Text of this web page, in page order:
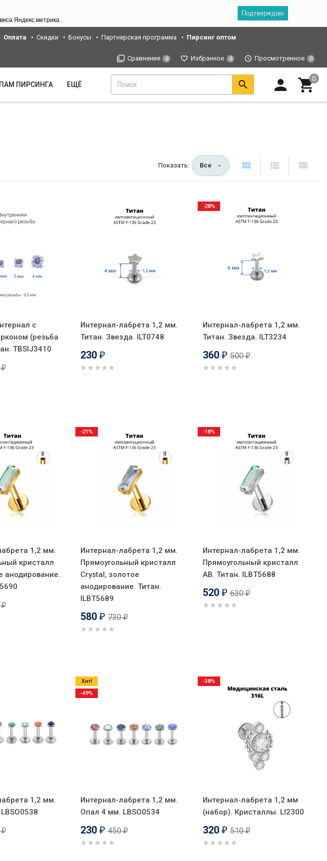
Яндекс.метрика .
Подтверждаю
Оплата Скидки Бонусы Партнерская программа Пирсинг оптом
Сравнение 0 Избранное 0 Просмотренное 0
ПИРСИНГА ЕЩЁ
Показать: Все
c
(резьба
TBSIJ3410
₽
Интернал-лабрета 1,2 мм.
Титан. Звезда. ILT0748
230 ₽
Интернал-лабрета 1,2 мм.
Титан. Звезда. ILT3234
360 ₽ 500₽
-28%
1,2 мм.
кристалл
анодирование.
₽
Интернал-лабрета 1,2 мм.
Прямоугольный кристалл
Crystal, золотое
анодирование. Титан.
ILBT5689
580 ₽ 730₽
-21%
Интернал-лабрета 1,2 мм.
Прямоугольный кристалл
AB. Титан. ILBT5688
520 ₽ 630₽
-18%
1,2 мм.
₽
Интернал-лабрета 1,2 мм.
Опал 4 мм. LBSO0534
230 ₽ 450₽
Хит!
-49%
Интернал-лабрета 1,2 мм
(набор). Кристаллы. LI2300
320 ₽ 510₽
-38%